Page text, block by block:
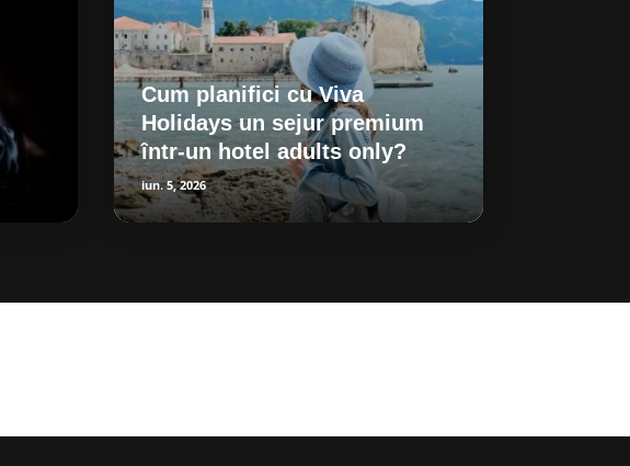
Cum planifici cu Viva
Holidays un sejur premium
într-un hotel adults only?
iun. 5, 2026